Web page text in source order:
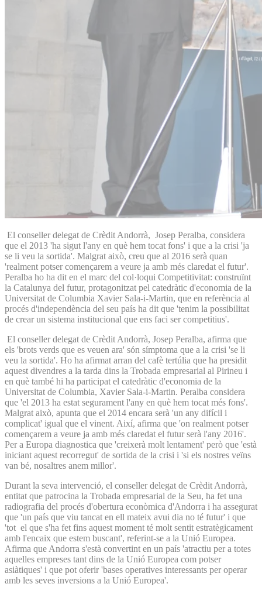
El conseller delegat de Crèdit Andorrà, Josep Peralba, considera
que el 2013 'ha sigut l'any en què hem tocat fons' i que a la crisi 'ja
se li veu la sortida'. Malgrat això, creu que al 2016 serà quan
'realment potser començarem a veure ja amb més claredat el futur'.
Peralba ho ha dit en el marc del col·loqui Competitivitat: construïnt
la Catalunya del futur, protagonitzat pel catedràtic d'economia de la
Universitat de Columbia Xavier Sala-i-Martin, que en referència al
procés d'independència del seu país ha dit que 'tenim la possibilitat
de crear un sistema institucional que ens faci ser competitius'.
El conseller delegat de Crèdit Andorrà, Josep Peralba, afirma que
els 'brots verds que es veuen ara' són símptoma que a la crisi 'se li
veu la sortida'. Ho ha afirmat arran del cafè tertúlia que ha presidit
aquest divendres a la tarda dins la Trobada empresarial al Pirineu i
en què també hi ha participat el catedràtic d'economia de la
Universitat de Columbia, Xavier Sala-i-Martin. Peralba considera
que 'el 2013 ha estat segurament l'any en què hem tocat més fons'.
Malgrat això, apunta que el 2014 encara serà 'un any difícil i
complicat' igual que el vinent. Així, afirma que 'on realment potser
començarem a veure ja amb més claredat el futur serà l'any 2016'.
Per a Europa diagnostica que 'creixerà molt lentament' però que 'està
iniciant aquest recorregut' de sortida de la crisi i 'si els nostres veïns
van bé, nosaltres anem millor'.
Durant la seva intervenció, el conseller delegat de Crèdit Andorrà,
entitat que patrocina la Trobada empresarial de la Seu, ha fet una
radiografia del procés d'obertura econòmica d'Andorra i ha assegurat
que 'un país que viu tancat en ell mateix avui dia no té futur' i que
'tot el que s'ha fet fins aquest moment té molt sentit estratègicament
amb l'encaix que estem buscant', referint-se a la Unió Europea.
Afirma que Andorra s'està convertint en un país 'atractiu per a totes
aquelles empreses tant dins de la Unió Europea com potser
asiàtiques' i que pot oferir 'bases operatives interessants per operar
amb les seves inversions a la Unió Europea'.